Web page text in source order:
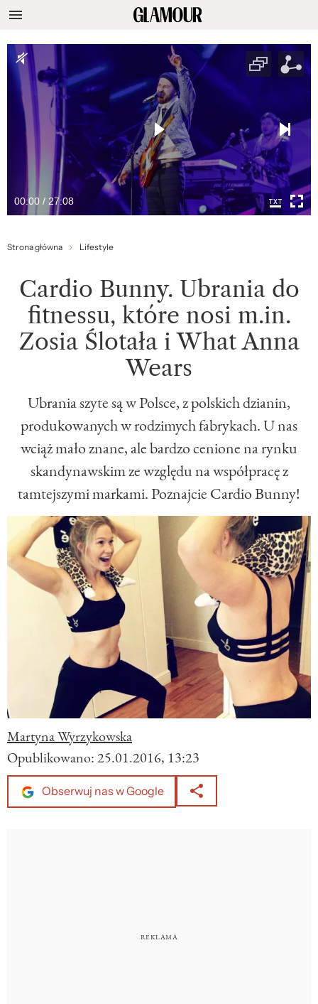
00:00 / 27:08
Strona główna Lifestyle
Cardio Bunny. Ubrania do
fitnessu, które nosi m.in.
Zosia Ślotała i What Anna
Wears
Ubrania szyte są w Polsce, z polskich dzianin,
produkowanych w rodzimych fabrykach. U nas
wciąż mało znane, ale bardzo cenione na rynku
skandynawskim ze względu na współpracę z
tamtejszymi markami. Poznajcie Cardio Bunny!
Martyna Wyrzykowska
Opublikowano:25.01.2016, 13:23
Obserwuj nas w Google